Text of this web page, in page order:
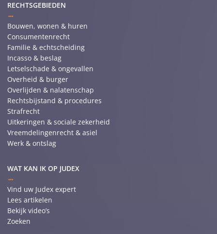
RECHTSGEBIEDEN
Bouwen, wonen & huren
Consumentenrecht
Familie & echtscheiding
Incasso & beslag
Letselschade & ongevallen
Overheid & burger
Overlijden & nalatenschap
Rechtsbijstand & procedures
Strafrecht
Uitkeringen & sociale zekerheid
Vreemdelingenrecht & asiel
Werk & ontslag
WAT KAN IK OP JUDEX
Vind uw Judex expert
Lees artikelen
Bekijk video’s
Zoeken